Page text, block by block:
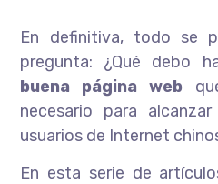
En definitiva, todo se
pregunta: ¿Qué debo
buena página web
necesario para
usuarios de Internet
En esta serie de